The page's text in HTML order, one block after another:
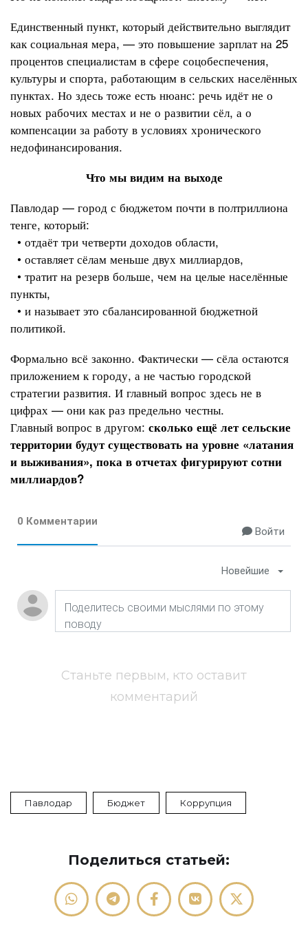
Единственный пункт, который действительно выглядит
как социальная мера, — это повышение зарплат на 25
процентов специалистам в сфере соцобеспечения,
культуры и спорта, работающим в сельских населённых
пунктах. Но здесь тоже есть нюанс: речь идёт не о
новых рабочих местах и не о развитии сёл, а о
компенсации за работу в условиях хронического
недофинансирования.
Что мы видим на выходе
Павлодар — город с бюджетом почти в полтриллиона
тенге, который:
• отдаёт три четверти доходов области,
• оставляет сёлам меньше двух миллиардов,
• тратит на резерв больше, чем на целые населённые
пункты,
• и называет это сбалансированной бюджетной
политикой.
Формально всё законно. Фактически — сёла остаются
приложением к городу, а не частью городской
стратегии развития. И главный вопрос здесь не в
цифрах — они как раз предельно честны.
Главный вопрос в другом: сколько ещё лет сельские
территории будут существовать на уровне «латания
и выживания», пока в отчетах фигурируют сотни
миллиардов?
0 Комментарии
Войти
Новейшие
Станьте первым, кто оставит
комментарий
Павлодар Бюджет Коррупция
Поделиться статьей: